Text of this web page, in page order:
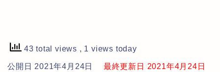
43 total views , 1 views today
公開日 2021年4月24日
最終更新日 2021年4月24日